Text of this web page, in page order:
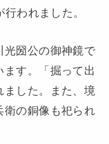
われました。
光圀公の御神鏡で
す。「掘って出
ました。また、境
衛の銅像も祀られ